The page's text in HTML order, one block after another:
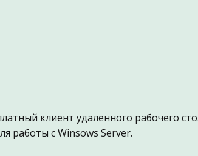
клиент удаленного рабочего
работы с Winsows Server.